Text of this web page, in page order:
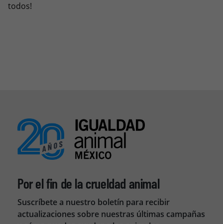
todos!
Por el fin de la crueldad animal
Suscríbete a nuestro boletín para recibir
actualizaciones sobre nuestras últimas campañas